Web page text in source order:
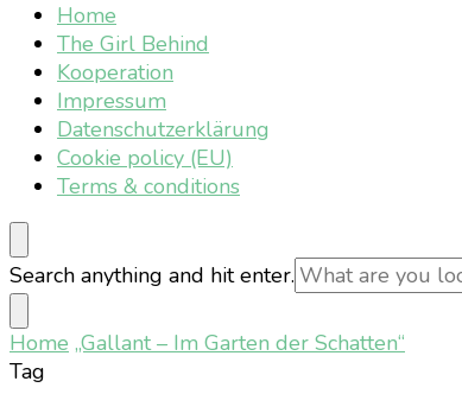
Home
The Girl Behind
Kooperation
Impressum
Datenschutzerklärung
Cookie policy (EU)
Terms & conditions
Looking
for
Something?
Search anything and hit enter.
Home „Gallant – Im Garten der Schatten“
Tag